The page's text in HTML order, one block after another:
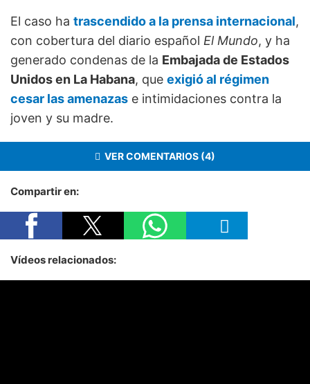
El caso ha trascendido a la prensa internacional,
con cobertura del diario español El Mundo, y ha
generado condenas de la Embajada de Estados
Unidos en La Habana, que exigió al régimen
cesar las amenazas e intimidaciones contra la
joven y su madre.
VER COMENTARIOS (4)
Compartir en:
Vídeos relacionados: